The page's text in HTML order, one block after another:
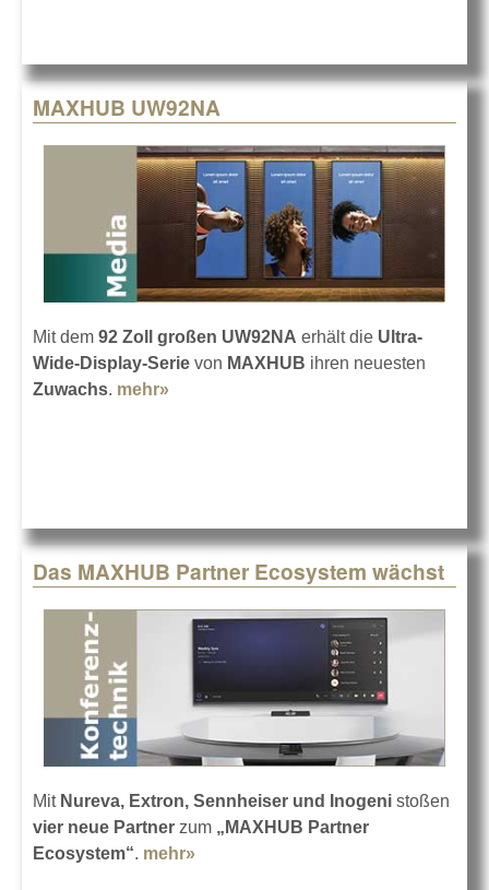
MAXHUB UW92NA
Mit dem 92 Zoll großen UW92NA erhält die Ultra-
Wide-Display-Serie von MAXHUB ihren neuesten
Zuwachs. mehr»
Das MAXHUB Partner Ecosystem wächst
MitNureva, Extron, Sennheiser und Inogeni stoßen
vier neue Partner zum „MAXHUB Partner
Ecosystem“. mehr»